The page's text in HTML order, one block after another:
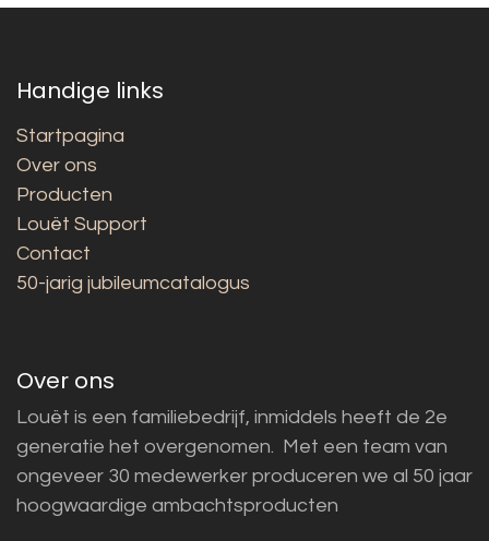
Handige links
Startpagina
Over ons
Producten
Louët Support
Contact
50-jarig jubileumcatalogus
Over ons
Louët is een familiebedrijf, inmiddels heeft de 2e
generatie het overgenomen. Met een team van
ongeveer 30 medewerker produceren we al 50 jaar
hoogwaardige ambachtsproducten